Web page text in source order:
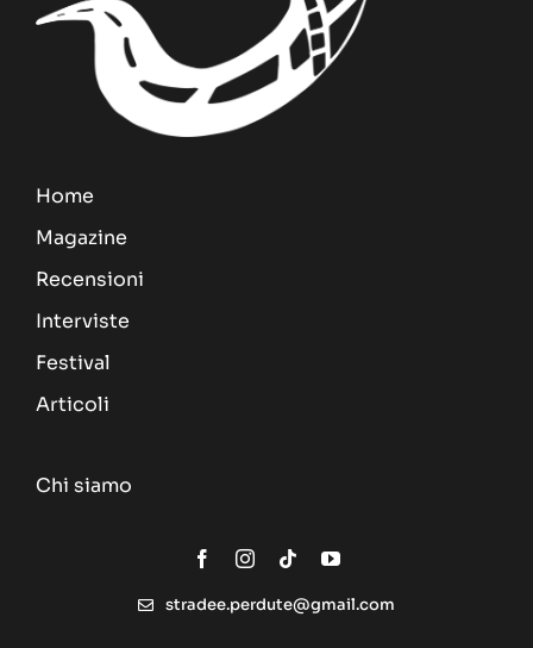
Home
Magazine
Recensioni
Interviste
Festival
Articoli
Chi siamo
stradee.perdute@gmail.com